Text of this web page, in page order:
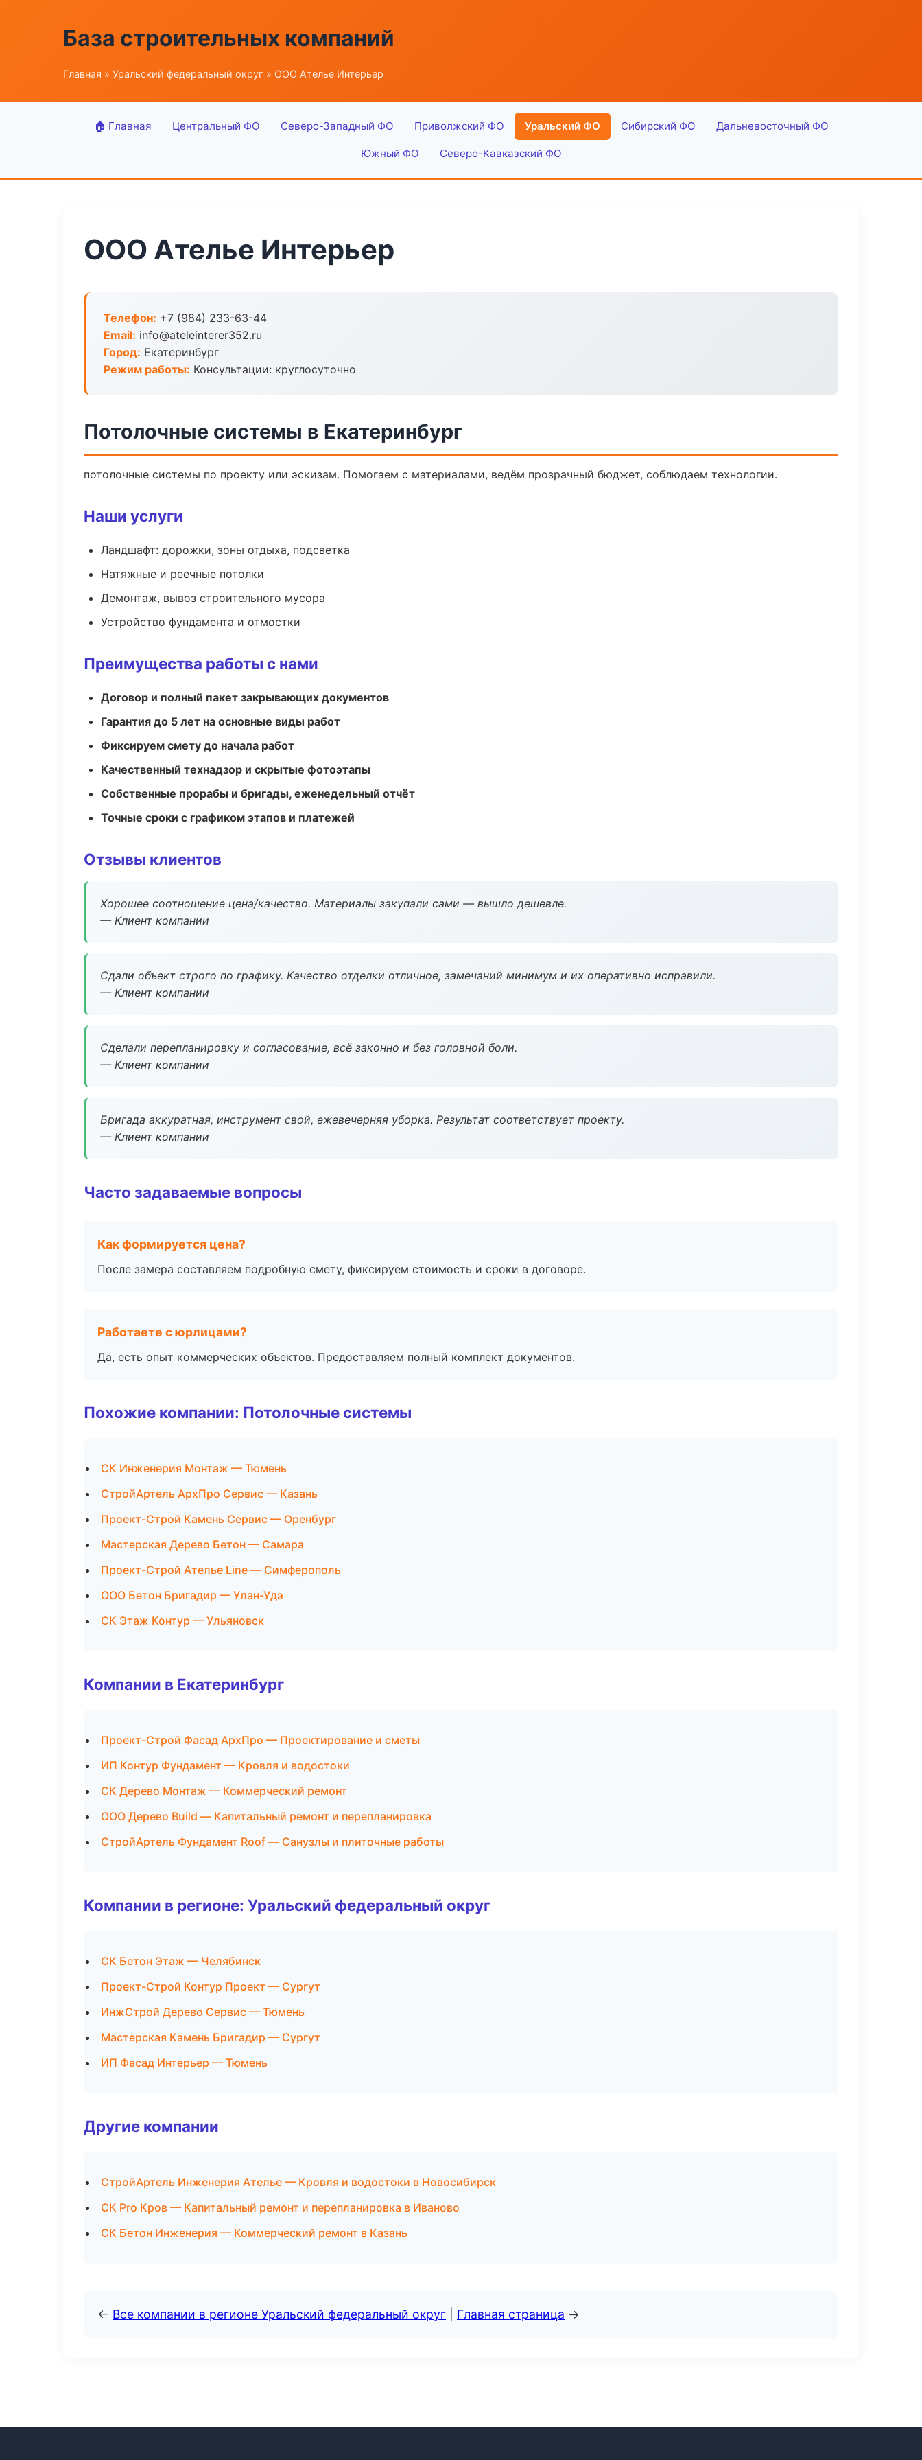
База строительных компаний
Главная » Уральский федеральный округ » ООО Ателье Интерьер
🏠 Главная Центральный ФО Северо-Западный ФО Приволжский ФО Уральский ФО Сибирский ФО Дальневосточный ФО
Южный ФО Северо-Кавказский ФО
ООО Ателье Интерьер
Телефон: +7 (984) 233-63-44
Email: info@ateleinterer352.ru
Город: Екатеринбург
Режим работы: Консультации: круглосуточно
Потолочные системы в Екатеринбург
потолочные системы по проекту или эскизам. Помогаем с материалами, ведём прозрачный бюджет, соблюдаем технологии.
Наши услуги
Ландшафт: дорожки, зоны отдыха, подсветка
Натяжные и реечные потолки
Демонтаж, вывоз строительного мусора
Устройство фундамента и отмостки
Преимущества работы с нами
Договор и полный пакет закрывающих документов
Гарантия до 5 лет на основные виды работ
Фиксируем смету до начала работ
Качественный технадзор и скрытые фотоэтапы
Собственные прорабы и бригады, еженедельный отчёт
Точные сроки с графиком этапов и платежей
Отзывы клиентов
Хорошее соотношение цена/качество. Материалы закупали сами — вышло дешевле.
— Клиент компании
Сдали объект строго по графику. Качество отделки отличное, замечаний минимум и их оперативно исправили.
— Клиент компании
Сделали перепланировку и согласование, всё законно и без головной боли.
— Клиент компании
Бригада аккуратная, инструмент свой, ежевечерняя уборка. Результат соответствует проекту.
— Клиент компании
Часто задаваемые вопросы
Как формируется цена?
После замера составляем подробную смету, фиксируем стоимость и сроки в договоре.
Работаете с юрлицами?
Да, есть опыт коммерческих объектов. Предоставляем полный комплект документов.
Похожие компании: Потолочные системы
СК Инженерия Монтаж — Тюмень
СтройАртель АрхПро Сервис — Казань
Проект-Строй Камень Сервис — Оренбург
Мастерская Дерево Бетон — Самара
Проект-Строй Ателье Line — Симферополь
ООО Бетон Бригадир — Улан-Удэ
СК Этаж Контур — Ульяновск
Компании в Екатеринбург
Проект-Строй Фасад АрхПро — Проектирование и сметы
ИП Контур Фундамент — Кровля и водостоки
СК Дерево Монтаж — Коммерческий ремонт
ООО Дерево Build — Капитальный ремонт и перепланировка
СтройАртель Фундамент Roof — Санузлы и плиточные работы
Компании в регионе: Уральский федеральный округ
СК Бетон Этаж — Челябинск
Проект-Строй Контур Проект — Сургут
ИнжСтрой Дерево Сервис — Тюмень
Мастерская Камень Бригадир — Сургут
ИП Фасад Интерьер — Тюмень
Другие компании
СтройАртель Инженерия Ателье — Кровля и водостоки в Новосибирск
СК Pro Кров — Капитальный ремонт и перепланировка в Иваново
СК Бетон Инженерия — Коммерческий ремонт в Казань
← Все компании в регионе Уральский федеральный округ Главная страница →